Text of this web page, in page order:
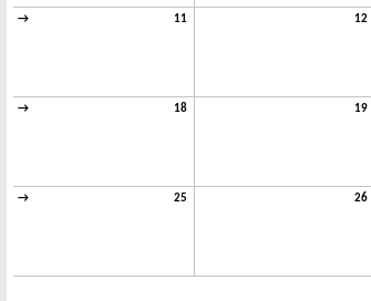
→ 11 12
→ 18 19
→ 25 26